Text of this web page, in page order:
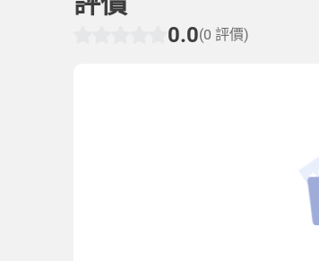
0.0(0 評價)